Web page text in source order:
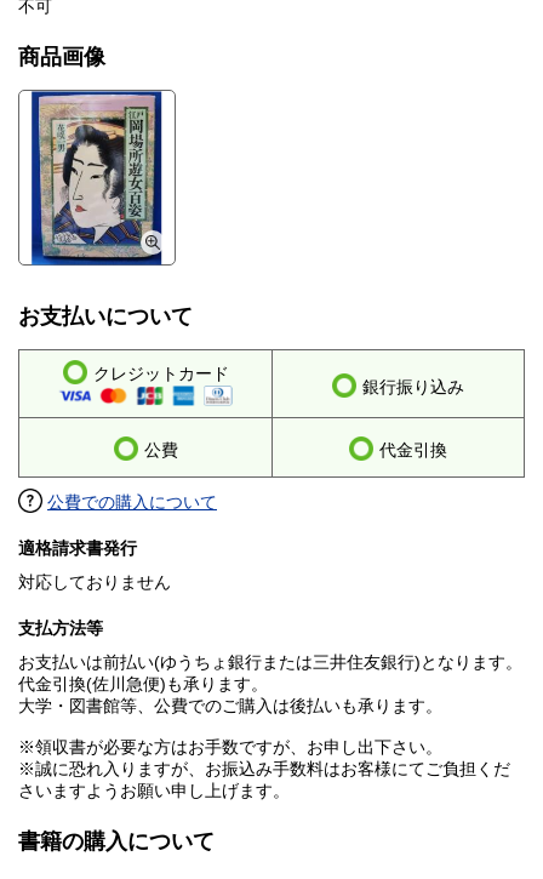
不可
商品画像
お支払いについて
クレジットカード
銀行振り込み
公費 代金引換
公費での購入について
適格請求書発行
対応しておりません
支払方法等
お支払いは前払い(ゆうちょ銀行または三井住友銀行)となります。
代金引換(佐川急便)も承ります。
大学・図書館等、公費でのご購入は後払いも承ります。
※領収書が必要な方はお手数ですが、お申し出下さい。
※誠に恐れ入りますが、お振込み手数料はお客様にてご負担くだ
さいますようお願い申し上げます。
書籍の購入について